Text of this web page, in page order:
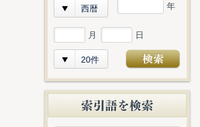
西暦 年
月 日
20件